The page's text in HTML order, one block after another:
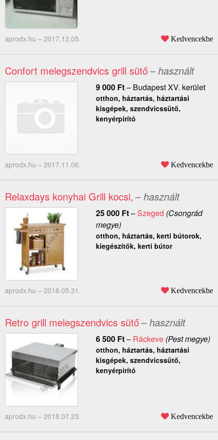
aprodx.hu – 2017.12.05. Kedvencekbe
Confort melegszendvics grill sütő– használt
9 000 Ft– Budapest XV. kerület
otthon, háztartás, háztartási
kisgépek, szendvicssütő,
kenyérpirító
aprodx.hu – 2017.11.06. Kedvencekbe
Relaxdays konyhai Grill kocsi, – használt
25 000 Ft–Szeged (Csongrád
megye)
otthon, háztartás, kerti bútorok,
kiegészítők, kerti bútor
aprodx.hu – 2018.05.31. Kedvencekbe
Retro grill melegszendvics sütő– használt
6 500 Ft– Ráckeve(Pest megye)
otthon, háztartás, háztartási
kisgépek, szendvicssütő,
kenyérpirító
aprodx.hu – 2018.07.23. Kedvencekbe